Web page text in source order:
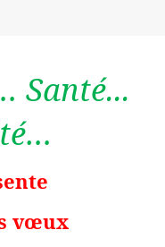
Santé...
vœux